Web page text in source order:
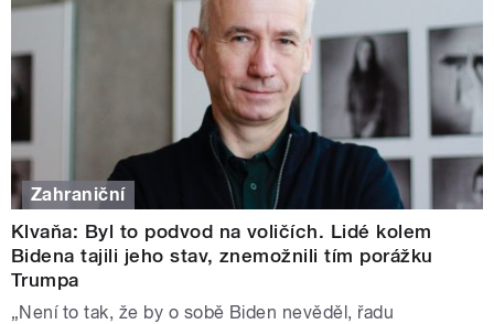
Zahraniční
Klvaňa: Byl to podvod na voličích. Lidé kolem
Bidena tajili jeho stav, znemožnili tím porážku
Trumpa
„Není to tak, že by o sobě Biden nevěděl, řadu